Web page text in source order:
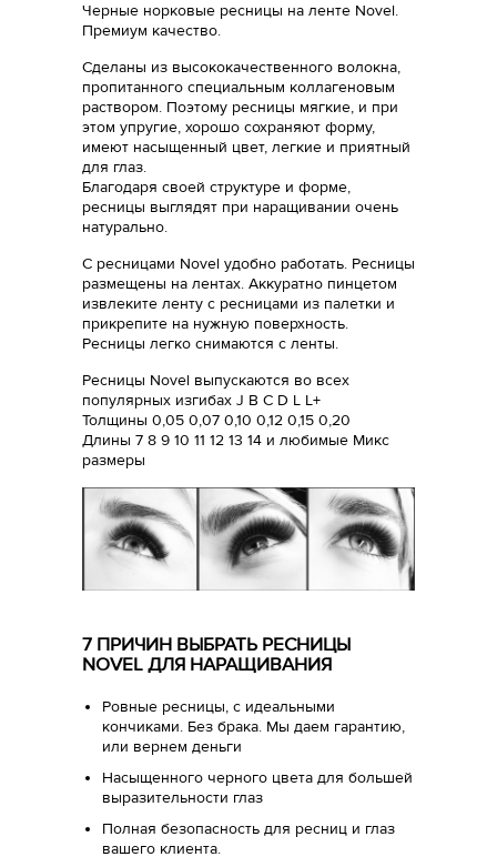
Черные норковые ресницы на ленте Novel.
Премиум качество.
Сделаны из высококачественного волокна,
пропитанного специальным коллагеновым
раствором. Поэтому ресницы мягкие, и при
этом упругие, хорошо сохраняют форму,
имеют насыщенный цвет, легкие и приятный
для глаз.
Благодаря своей структуре и форме,
ресницы выглядят при наращивании очень
натурально.
С ресницами Novel удобно работать. Ресницы
размещены на лентах. Аккуратно пинцетом
извлеките ленту с ресницами из палетки и
прикрепите на нужную поверхность.
Ресницы легко снимаются с ленты.
Ресницы Novel выпускаются во всех
популярных изгибах J B C D L L+
Толщины 0,05 0,07 0,10 0,12 0,15 0,20
Длины 7 8 9 10 11 12 13 14 и любимые Микс
размеры
7 ПРИЧИН ВЫБРАТЬ РЕСНИЦЫ
NOVEL ДЛЯ НАРАЩИВАНИЯ
Ровные ресницы, с идеальными
кончиками. Без брака. Мы даем гарантию,
или вернем деньги
Насыщенного черного цвета для большей
выразительности глаз
Полная безопасность для ресниц и глаз
вашего клиента.